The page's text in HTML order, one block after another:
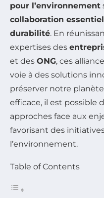
pour l’environnement
collaboration
durabilité. En
expertises des
et des ONG, ces
voie à des solutions
préserver notre
efficace, il est possible
approches face aux
favorisant des
l’environnement.
Table of Contents